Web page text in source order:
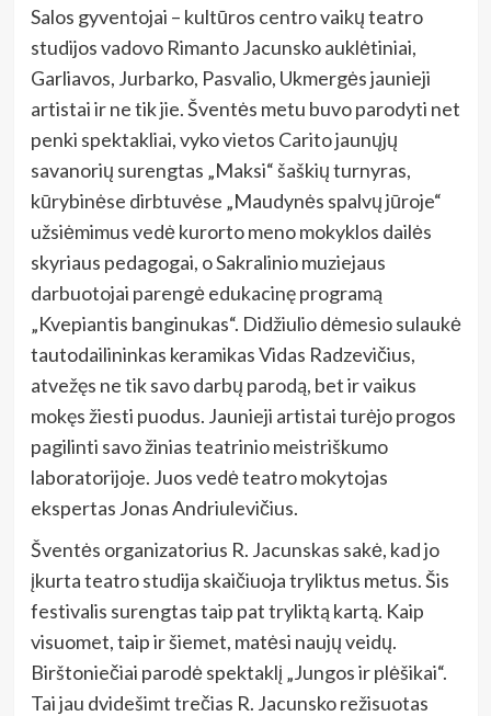
Salos gyventojai – kultūros centro vaikų teatro
studijos vadovo Rimanto Jacunsko auklėtiniai,
Garliavos, Jurbarko, Pasvalio, Ukmergės jaunieji
artistai ir ne tik jie. Šventės metu buvo parodyti net
penki spektakliai, vyko vietos Carito jaunųjų
savanorių surengtas „Maksi“ šaškių turnyras,
kūrybinėse dirbtuvėse „Maudynės spalvų jūroje“
užsiėmimus vedė kurorto meno mokyklos dailės
skyriaus pedagogai, o Sakralinio muziejaus
darbuotojai parengė edukacinę programą
„Kvepiantis banginukas“. Didžiulio dėmesio sulaukė
tautodailininkas keramikas Vidas Radzevičius,
atvežęs ne tik savo darbų parodą, bet ir vaikus
mokęs žiesti puodus. Jaunieji artistai turėjo progos
pagilinti savo žinias teatrinio meistriškumo
laboratorijoje. Juos vedė teatro mokytojas
ekspertas Jonas Andriulevičius.
Šventės organizatorius R. Jacunskas sakė, kad jo
įkurta teatro studija skaičiuoja tryliktus metus. Šis
festivalis surengtas taip pat tryliktą kartą. Kaip
visuomet, taip ir šiemet, matėsi naujų veidų.
Birštoniečiai parodė spektaklį „Jungos ir plėšikai“.
Tai jau dvidešimt trečias R. Jacunsko režisuotas